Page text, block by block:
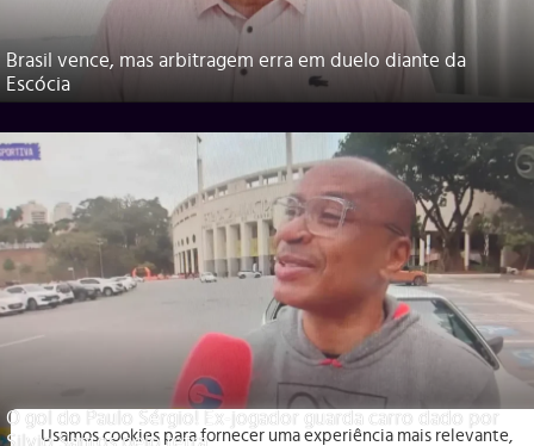
Brasil vence, mas arbitragem erra em duelo diante da
Escócia
O gol do Paulo Sérgio! Ex-jogador guarda carro dado por
Usamos cookies para fornecer uma experiência mais relevante,